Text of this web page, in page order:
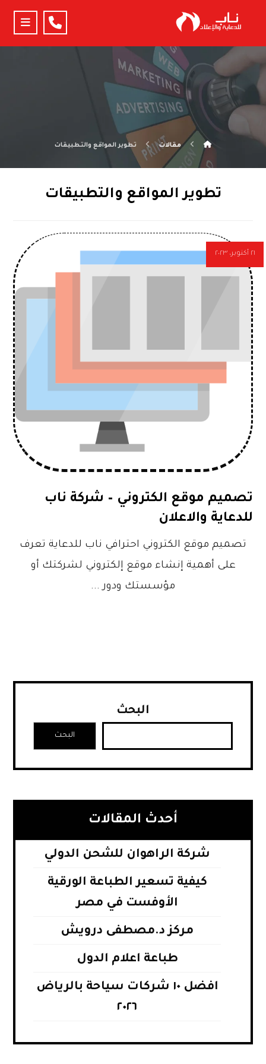
مقالات تطوير المواقع والتطبيقات
تطوير المواقع والتطبيقات
تصميم موقع الكتروني – شركة ناب
للدعاية والاعلان
٢١ أكتوبر، ٢٠٢٣
تصميم موقع الكتروني احترافي ناب للدعاية تعرف
على أهمية إنشاء موقع إلكتروني لشركتك أو
مؤسستك ودور ...
البحث
البحث
أحدث المقالات
شركة الراهوان للشحن الدولي
كيفية تسعير الطباعة الورقية
الأوفست في مصر
مركز د.مصطفى درويش
طباعة اعلام الدول
افضل ١٠ شركات سياحة بالرياض
٢٠٢٦